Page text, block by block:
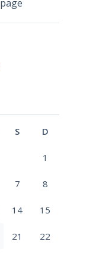
S D
1
7 8
14 15
21 22